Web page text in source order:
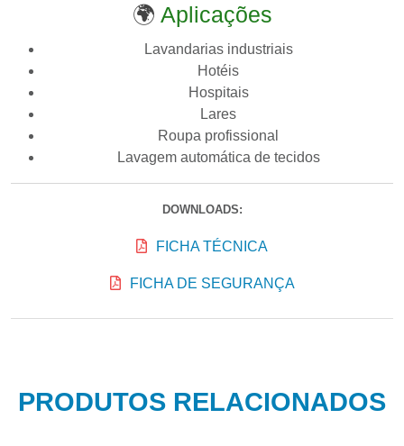
🌍 Aplicações
Lavandarias industriais
Hotéis
Hospitais
Lares
Roupa profissional
Lavagem automática de tecidos
DOWNLOADS:
FICHA TÉCNICA
FICHA DE SEGURANÇA
PRODUTOS RELACIONADOS